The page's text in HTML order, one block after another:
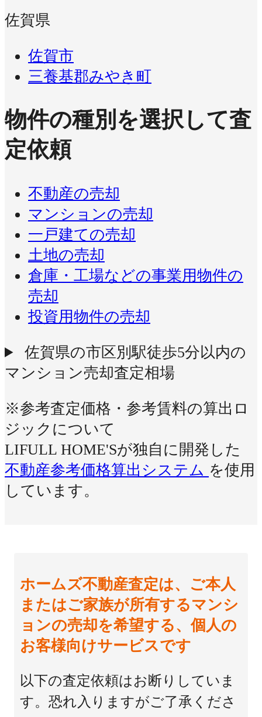
佐賀県
佐賀市
三養基郡みやき町
物件の種別を選択して査
定依頼
不動産の売却
マンションの売却
一戸建ての売却
土地の売却
倉庫・工場などの事業用物件の
売却
投資用物件の売却
佐賀県の市区別駅徒歩5分以内の
マンション売却査定相場
※参考査定価格・参考賃料の算出ロ
ジックについて
LIFULL HOME'Sが独自に開発した
不動産参考価格算出システム を使用
しています。
ホームズ不動産査定は、ご本人
またはご家族が所有するマンシ
ョンの売却を希望する、個人の
お客様向けサービスです
以下の査定依頼はお断りしていま
す。恐れ入りますがご了承くださ